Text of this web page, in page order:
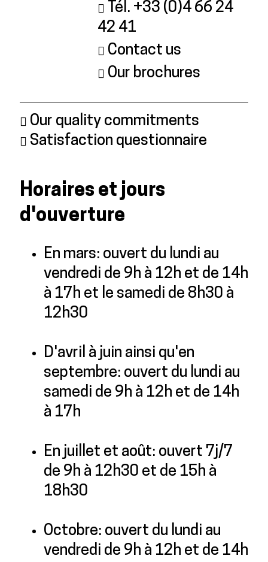
Tél. +33 (0)4 66 24
42 41
Contact us
Our brochures
Our quality commitments
Satisfaction questionnaire
Horaires et jours
d'ouverture
En mars: ouvert du lundi au
vendredi de 9h à 12h et de 14h
à 17h et le samedi de 8h30 à
12h30
D'avril à juin ainsi qu'en
septembre: ouvert du lundi au
samedi de 9h à 12h et de 14h
à 17h
En juillet et août: ouvert 7j/7
de 9h à 12h30 et de 15h à
18h30
Octobre: ouvert du lundi au
vendredi de 9h à 12h et de 14h